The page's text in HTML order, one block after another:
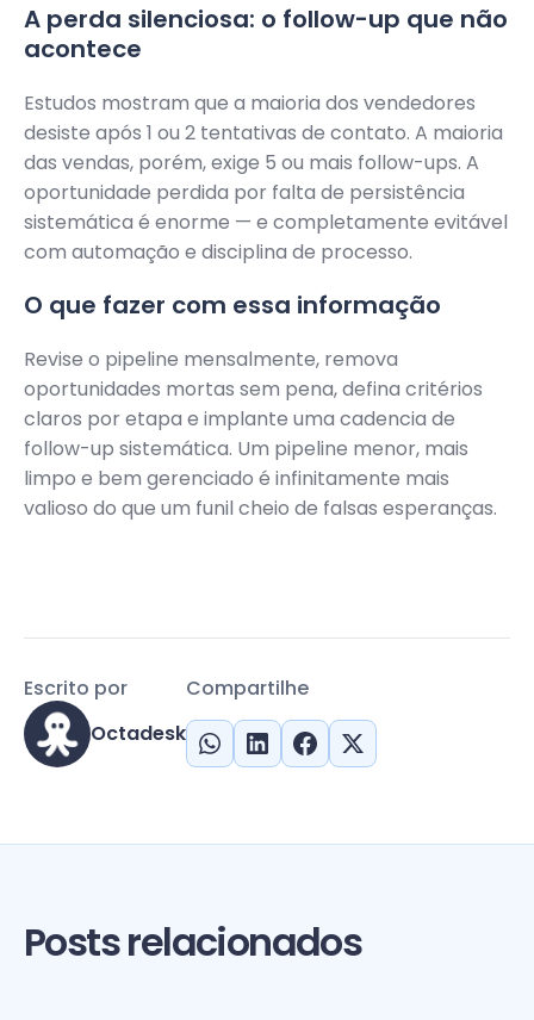
A perda silenciosa: o follow-up que não
acontece
Estudos mostram que a maioria dos vendedores
desiste após 1 ou 2 tentativas de contato. A maioria
das vendas, porém, exige 5 ou mais follow-ups. A
oportunidade perdida por falta de persistência
sistemática é enorme — e completamente evitável
com automação e disciplina de processo.
O que fazer com essa informação
Revise o pipeline mensalmente, remova
oportunidades mortas sem pena, defina critérios
claros por etapa e implante uma cadencia de
follow-up sistemática. Um pipeline menor, mais
limpo e bem gerenciado é infinitamente mais
valioso do que um funil cheio de falsas esperanças.
Compartilhe
Escrito por
Octadesk
Posts relacionados